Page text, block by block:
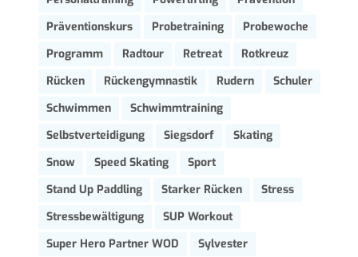
Präventionskurs
Probetraining
Probewoche
Programm
Radtour Retreat
Rotkreuz
Rücken
Rückengymnastik Rudern
Schuler
Schwimmen
Schwimmtraining
Selbstverteidigung
Siegsdorf
Skating
Snow
Speed Skating
Sport
Stand Up Paddling
Starker Rücken
Stress
Stressbewältigung
SUP Workout
Super Hero Partner WOD
Sylvester